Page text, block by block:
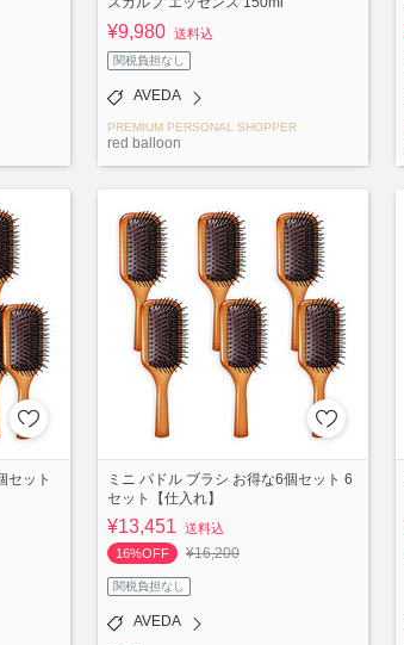
¥9,980 送料込
関税負担なし
AVEDA
PREMIUM PERSONAL SHOPPER
red balloon
セット
ミニ パドル ブラシ お得な6個セット 6
セット【仕入れ】
¥13,451
送料込
16%OFF
¥16,200
関税負担なし
AVEDA